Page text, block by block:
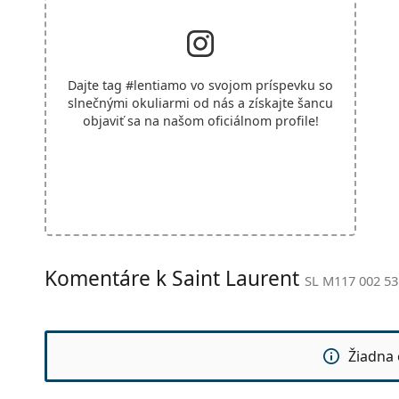
Dajte tag #lentiamo vo svojom príspevku so
slnečnými okuliarmi od nás a získajte šancu
objaviť sa na našom oficiálnom profile!
Komentáre k Saint Laurent SL M117 002 53
Žiadna